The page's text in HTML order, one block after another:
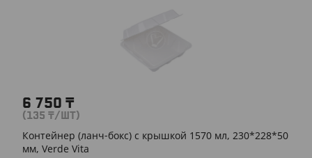
6 750 ₸
(135 ₸/ШТ)
Контейнер (ланч-бокс) с крышкой 1570 мл, 230*228*50
мм, Verde Vita